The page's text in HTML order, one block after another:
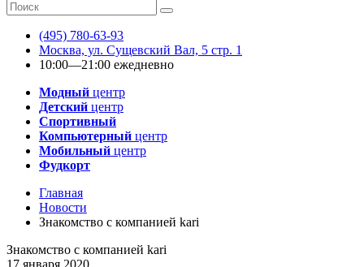
(495) 780-63-93
Москва, ул. Сущевский Вал, 5 стр. 1
10:00—21:00 ежедневно
Модный центр
Детский центр
Спортивный
Компьютерный центр
Мобильный центр
Фудкорт
Главная
Новости
Знакомство с компанией kari
Знакомство с компанией kari
17 января 2020